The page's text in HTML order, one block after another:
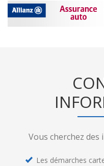
Vous cherchez
Les démarches